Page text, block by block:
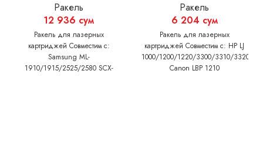
Ракель
12 936 сум
Ракель для лазерных
картриджей Совместим с:
Samsung ML-
1910/1915/2525/2580 SCX-
Ракель
6 204 сум
Ракель для лазерных
картриджей Совместим с: HP LJ
1000/1200/1220/3300/3310/3320/
Canon LBP 1210